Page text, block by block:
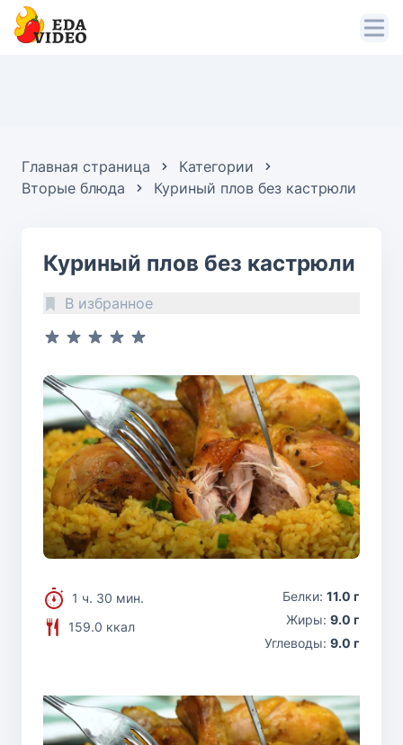
Главная страница
Категории
Вторые блюда
Куриный плов без кастрюли
Куриный плов без кастрюли
В избранное
1 ч. 30 мин.
159.0 ккал
Белки: 11.0 г
Жиры: 9.0 г
Углеводы: 9.0 г